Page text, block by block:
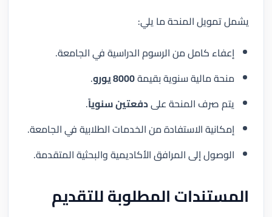
يشمل تمويل المنحة ما يلي:
إعفاء كامل من الرسوم الدراسية في الجامعة.
منحة مالية سنوية بقيمة8000 يورو
.
يتم صرف المنحة علىدفعتين سنوياً.
إمكانية الاستفادة من الخدمات الطلابية في الجامعة.
الوصول إلى المرافق الأكاديمية والبحثية المتقدمة.
المستندات المطلوبة للتقديم